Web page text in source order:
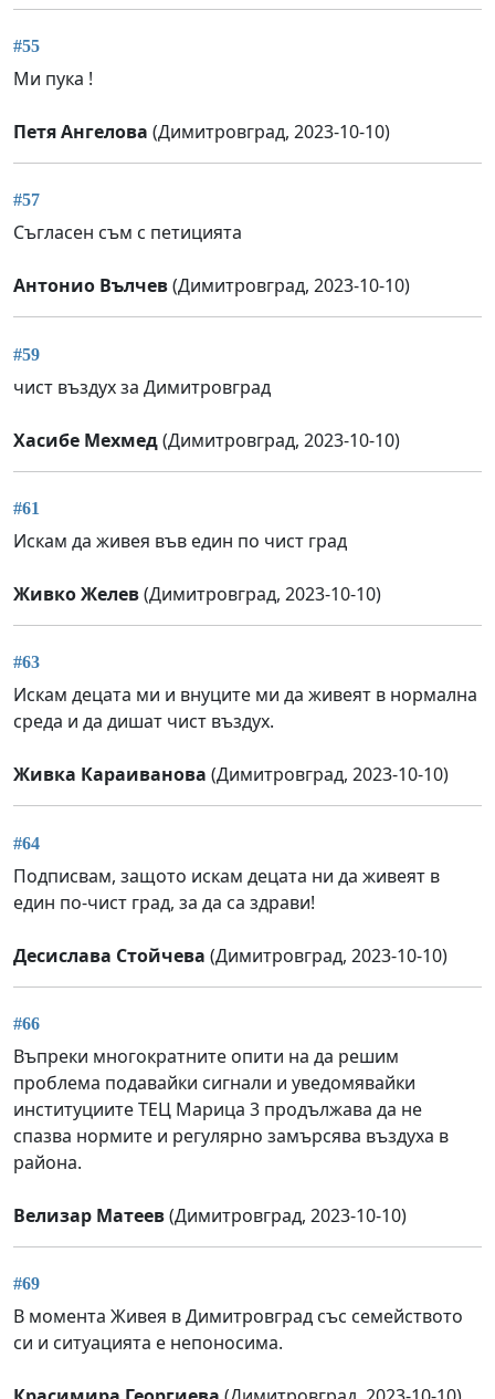
#55
Ми пука !
Петя Ангелова (Димитровград, 2023-10-10)
#57
Съгласен съм с петицията
Антонио Вълчев(Димитровград, 2023-10-10)
#59
чист въздух за Димитровград
Хасибе Мехмед(Димитровград, 2023-10-10)
#61
Искам да живея във един по чист град
Живко Желев(Димитровград, 2023-10-10)
#63
Искам децата ми и внуците ми да живеят в нормална
среда и да дишат чист въздух.
Живка Караиванова (Димитровград, 2023-10-10)
#64
Подписвам, защото искам децата ни да живеят в
един по-чист град, за да са здрави!
Десислава Стойчева (Димитровград, 2023-10-10)
#66
Въпреки многократните опити на да решим
проблема подавайки сигнали и уведомявайки
институциите ТЕЦ Марица 3 продължава да не
спазва нормите и регулярно замърсява въздуха в
района.
Велизар Матеев(Димитровград, 2023-10-10)
#69
В момента Живея в Димитровград със семейството
си и ситуацията е непоносима.